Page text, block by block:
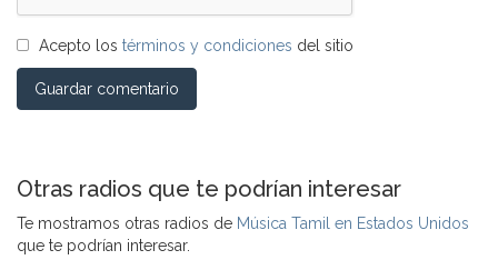
Acepto los términos y condiciones del sitio
Guardar comentario
Otras radios que te podrían interesar
Te mostramos otras radios de Música Tamil en Estados Unidos
que te podrían interesar.